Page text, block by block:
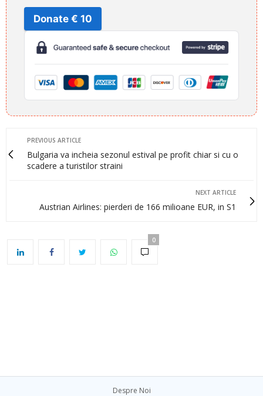
Donate € 10
PREVIOUS ARTICLE
Bulgaria va incheia sezonul estival pe profit chiar si cu o
scadere a turistilor straini
NEXT ARTICLE
Austrian Airlines: pierderi de 166 milioane EUR, in S1
0
Despre Noi